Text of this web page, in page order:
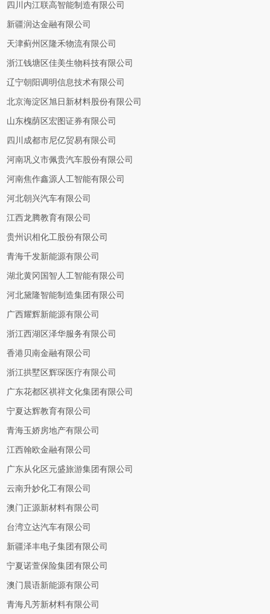
四川内江联高智能制造有限公司
新疆润达金融有限公司
天津蓟州区隆禾物流有限公司
浙江钱塘区佳美生物科技有限公司
辽宁朝阳调明信息技术有限公司
北京海淀区旭日新材料股份有限公司
山东槐荫区宏图证券有限公司
四川成都市尼亿贸易有限公司
河南巩义市佩贵汽车股份有限公司
河南焦作鑫源人工智能有限公司
河北朝兴汽车有限公司
江西龙腾教育有限公司
贵州识相化工股份有限公司
青海千发新能源有限公司
湖北黄冈国智人工智能有限公司
河北黛隆智能制造集团有限公司
广西耀辉新能源有限公司
浙江西湖区泽华服务有限公司
香港贝南金融有限公司
浙江拱墅区辉琛医疗有限公司
广东花都区祺祥文化集团有限公司
宁夏达辉教育有限公司
青海玉娇房地产有限公司
江西翰欧金融有限公司
广东从化区元盛旅游集团有限公司
云南升妙化工有限公司
澳门正源新材料有限公司
台湾立达汽车有限公司
新疆泽丰电子集团有限公司
宁夏诺萱保险集团有限公司
澳门晨语新能源有限公司
青海凡芳新材料有限公司